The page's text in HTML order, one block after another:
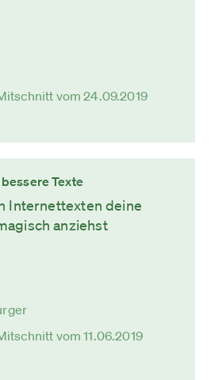
vom 24.09.2019
Texte
Internettexten deine
anziehst
vom 11.06.2019